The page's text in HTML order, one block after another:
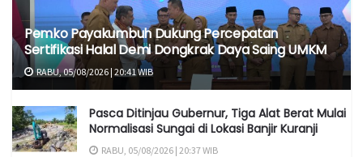
Pemko Payakumbuh Dukung Percepatan
Sertifikasi Halal Demi Dongkrak Daya Saing UMKM
RABU, 05/08/2026 | 20:41 WIB
Pasca Ditinjau Gubernur, Tiga Alat Berat Mulai
Normalisasi Sungai di Lokasi Banjir Kuranji
RABU, 05/08/2026 | 20:37 WIB